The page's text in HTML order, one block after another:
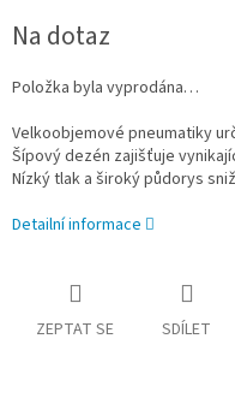
cena:
Na dotaz
Položka byla vyprodána…
Velkoobjemové pneumatiky
Šípový dezén zajišťuje
Nízký tlak a široký půdorys
Detailní informace
ZEPTAT SE SDÍLET